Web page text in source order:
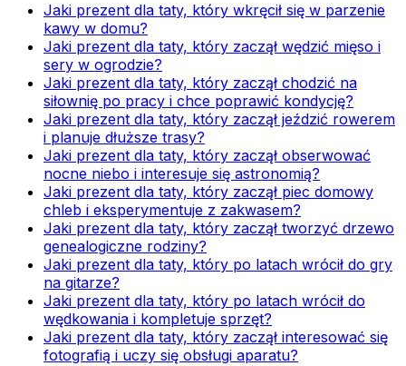
Jaki prezent dla taty, który wkręcił się w parzenie
kawy w domu?
Jaki prezent dla taty, który zaczął wędzić mięso i
sery w ogrodzie?
Jaki prezent dla taty, który zaczął chodzić na
siłownię po pracy i chce poprawić kondycję?
Jaki prezent dla taty, który zaczął jeździć rowerem
i planuje dłuższe trasy?
Jaki prezent dla taty, który zaczął obserwować
nocne niebo i interesuje się astronomią?
Jaki prezent dla taty, który zaczął piec domowy
chleb i eksperymentuje z zakwasem?
Jaki prezent dla taty, który zaczął tworzyć drzewo
genealogiczne rodziny?
Jaki prezent dla taty, który po latach wrócił do gry
na gitarze?
Jaki prezent dla taty, który po latach wrócił do
wędkowania i kompletuje sprzęt?
Jaki prezent dla taty, który zaczął interesować się
fotografią i uczy się obsługi aparatu?